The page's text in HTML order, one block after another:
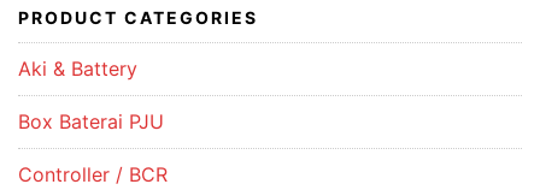
PRODUCT CATEGORIES
Aki & Battery
Box Baterai PJU
Controller / BCR